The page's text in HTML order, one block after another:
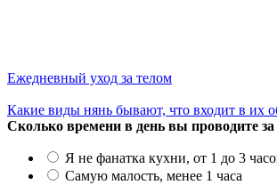
Ежедневный уход за телом
Какие виды нянь бывают, что входит в их
Сколько времени в день вы проводите
Я не фанатка кухни, от 1 до 3
Самую малость, менее 1 часа